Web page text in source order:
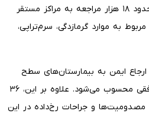
کرد، ادامه داد: در این دو روز، حدود ۱۸ هزار مراجعه به مراکز مستقر
به موارد گرمازدگی، سرم‌تراپی،
گفت: ۴۳ مورد ارجاع ایمن به بیمارستان‌های سطح
شهر داشتیم که عدد بسیار موفقی محسوب می‌شود. علاوه بر این، ۳۶
مصدومیت‌ها و جراحات رخ‌داده در این